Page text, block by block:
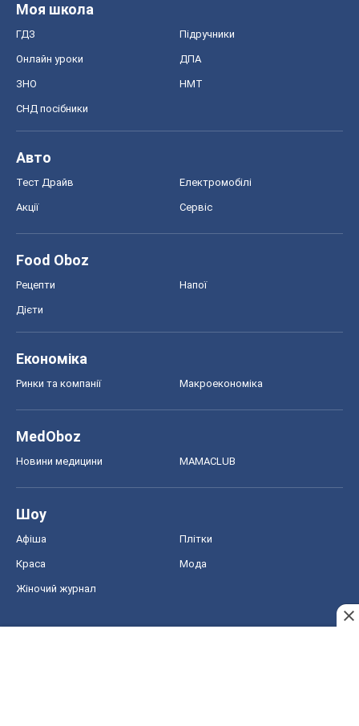
Моя школа
ГДЗ Підручники
Онлайн уроки ДПА
ЗНО НМТ
СНД посібники
Авто
Тест Драйв Електромобілі
Акції Сервіс
Food Oboz
Рецепти Напої
Дієти
Економіка
Ринки та компанії Макроекономіка
MedOboz
Новини медицини MAMACLUB
Шоу
Афіша Плітки
Краса Мода
Жіночий журнал